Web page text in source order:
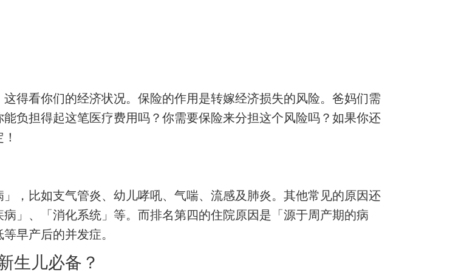
得看你们的经济状况。保险的作用是转嫁经济损失的风险。爸妈们需
负担得起这笔医疗费用吗？你需要保险来分担这个风险吗？如果你还
，比如支气管炎、幼儿哮吼、气喘、流感及肺炎。其他常见的原因还
」、「消化系统」等。而排名第四的住院原因是「源于周产期的病
早产后的并发症。
生儿必备？